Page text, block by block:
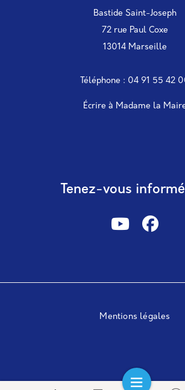
Bastide Saint-Joseph
72 rue Paul Coxe
13014 Marseille
Téléphone : 04 91 55 42
Écrire à Madame la
Tenez-vous
Mentions légales